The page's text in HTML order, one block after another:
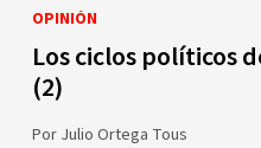
OPINIÓN
Los ciclos políticos
(2)
Por Julio Ortega Tous